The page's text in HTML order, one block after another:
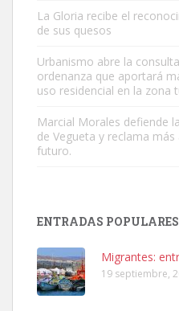
Este gato macho ha aparecido
Leales.org » Gran Canaria |
Leales.org » Gran Canaria
La Gloria recibe el
de sus quesos
Urbanismo abre la
ordenanza que aportará
uso residencial en la zona
Marcial Morales defiende
de Vegueta y reclama
futuro.
ENTRADAS POPULARES
Migrantes:
19 septiembre,